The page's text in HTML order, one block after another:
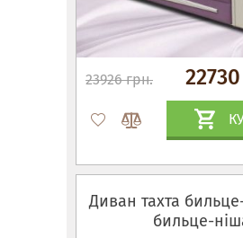
23926 грн.
Диван тахта
бильце-